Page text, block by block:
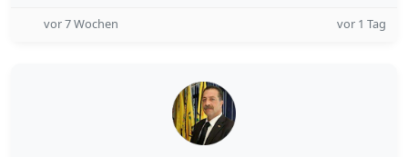
vor 7 Wochen vor 1 Tag